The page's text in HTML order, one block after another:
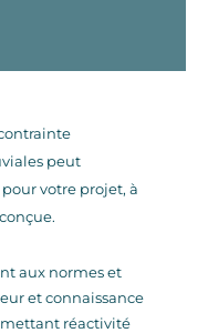
peut
votre projet, à
aux normes et
et connaissance
réactivité